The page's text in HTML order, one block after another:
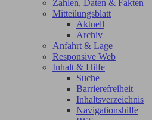
Zahlen, Daten & Fakten
Mitteilungsblatt
Aktuell
Archiv
Anfahrt & Lage
Responsive Web
Inhalt & Hilfe
Suche
Barrierefreiheit
Inhaltsverzeichnis
Navigationshilfe